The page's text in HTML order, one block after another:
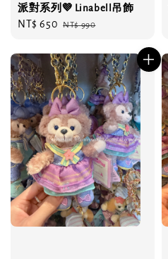
派對系列💜 Linabell吊飾
Sale
NT$ 650 Regular
NT$ 990